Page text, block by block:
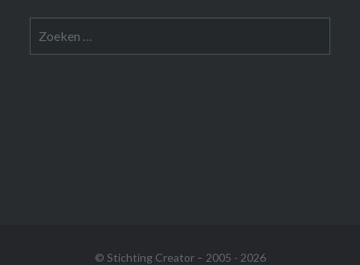
naar:
© Stichting Creator – 2005 - 2026